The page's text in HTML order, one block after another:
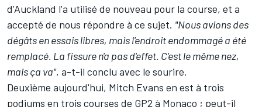
d'Auckland l'a utilisé de nouveau pour la course, et a
accepté de nous répondre à ce sujet. "Nous avions des
dégâts en essais libres, mais l'endroit endommagé a été
remplacé. La fissure n'a pas d'effet. C'est le même nez,
mais ça va", a-t-il conclu avec le sourire.
Deuxième aujourd'hui, Mitch Evans en est à trois
podiums en trois courses de GP2 à Monaco ; peut-il